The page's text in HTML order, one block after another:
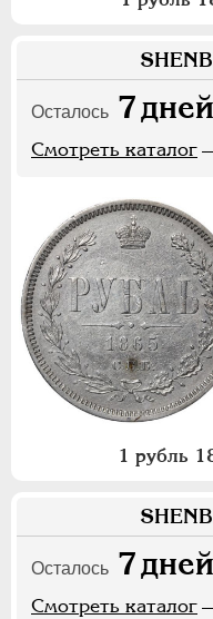
Осталось 7дней
Смотреть каталог
1 рубль
Осталось 7дней
Смотреть каталог